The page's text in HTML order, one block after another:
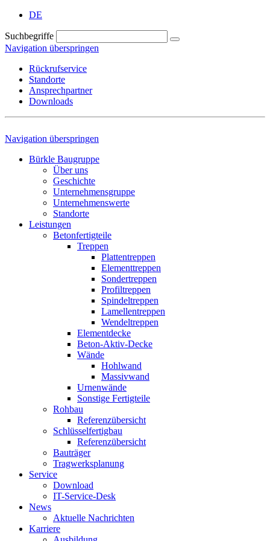
DE
Suchbegriffe
Navigation überspringen
Rückrufservice
Standorte
Ansprechpartner
Downloads
Navigation überspringen
Bürkle Baugruppe
Über uns
Geschichte
Unternehmensgruppe
Unternehmenswerte
Standorte
Leistungen
Betonfertigteile
Treppen
Plattentreppen
Elementtreppen
Sondertreppen
Profiltreppen
Spindeltreppen
Lamellentreppen
Wendeltreppen
Elementdecke
Beton-Aktiv-Decke
Wände
Hohlwand
Massivwand
Urnenwände
Sonstige Fertigteile
Rohbau
Referenzübersicht
Schlüsselfertigbau
Referenzübersicht
Bauträger
Tragwerksplanung
Service
Download
IT-Service-Desk
News
Aktuelle Nachrichten
Karriere